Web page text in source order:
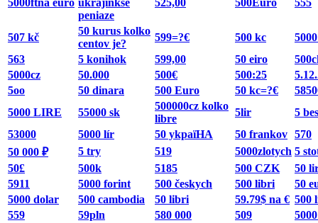
peniaze
507 kč
50 kurus kolko
centov je?
599=?€ 500 kc
563
5 konihok 599,00 50 eiro
5000cz
50.000 500€ 500:25
5oo
50 dinara 500 Euro 50 kc=?€
5000 LIRE
55000 sk
500000cz kolko
libre
5lir
5
53000
5000 lír 50 ykpaïHA 50 frankov 570
50 000 ₽
5 try 519 5000zlotych 5
50£
500k 5185 500 CZK
50
5911
5000 forint 500 českych 500 libri
50
5000 dolar
500 cambodia 50 libri 59.79$ na € 500
559
59pln 580 000 509